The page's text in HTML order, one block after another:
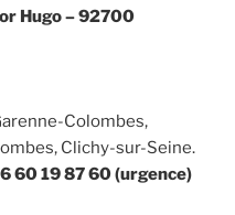
Hugo – 92700
Colombes,
Clichy-sur-Seine.
60 19 87 60 (urgence)